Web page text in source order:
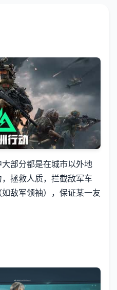
部分都是在城市以外地
拯救人质，拦截敌军车
敌军领袖），保证某一友